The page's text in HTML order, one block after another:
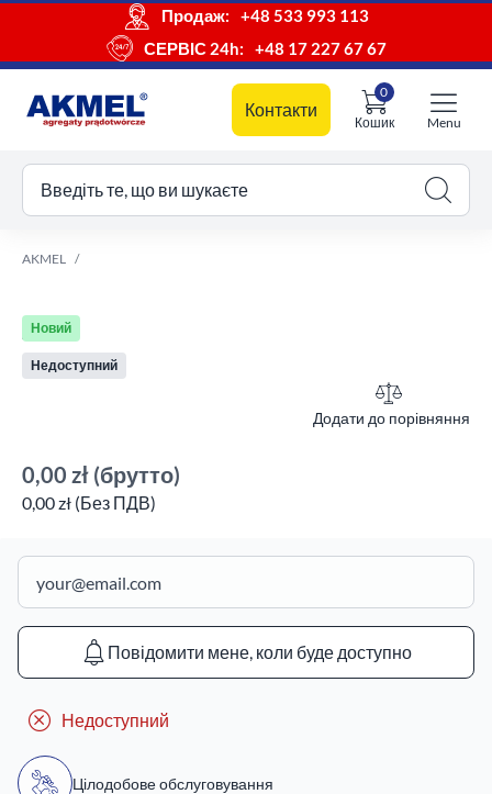
Продаж:
+48 533 993 113
СЕРВІС 24h:
+48 17 227 67 67
Контакти
Кошик
0
кошик
Menu
Введіть те, що ви шукаєте
AKMEL
Новий
Недоступний
Додати до порівняння
0,00 zł (брутто)
0,00 zł (Без ПДВ)
Повідомити мене, коли буде доступно
Недоступний
Цілодобове обслуговування